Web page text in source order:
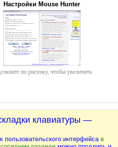
Настройки Mouse Hunter
по рисунку, чтобы увеличить
клавиатуры —
пользовательского интерфейсав